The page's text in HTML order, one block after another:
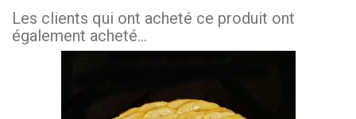
Les clients qui ont acheté ce produit ont
également acheté...